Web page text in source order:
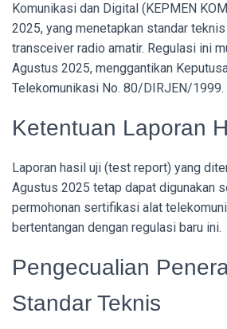
Komunikasi dan Digital (KEPMEN
2025, yang menetapkan standar
transceiver radio amatir. Regulasi ini
Agustus 2025, menggantikan
Telekomunikasi No. 80/DIRJEN/1999.
Ketentuan Laporan
Laporan hasil uji (test report) yang
Agustus 2025 tetap dapat digunakan
permohonan sertifikasi alat
bertentangan dengan regulasi baru ini.
Pengecualian
Standar Teknis